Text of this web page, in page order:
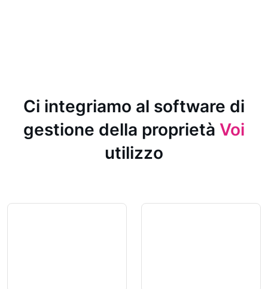
Ci integriamo al software di
gestione della proprietà Voi
utilizzo